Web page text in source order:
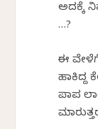
ಅದಕ್ಕೆ
…?
ಈ
ಹಾಕಿದ್ದ
ಪಾಪ